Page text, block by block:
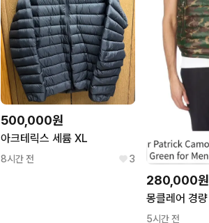
500,000원
아크테릭스 세륨 XL
8시간 전 3
280,000원
5시간 전